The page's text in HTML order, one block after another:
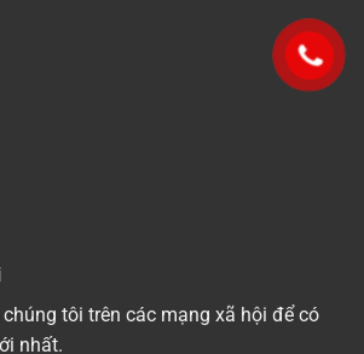
tôi trên các mạng xã hội để có
nhất.